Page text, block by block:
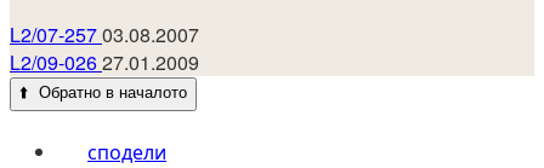
L2/07-25703.08.2007
L2/09-02627.01.2009
⬆️ Обратно в началото
сподели